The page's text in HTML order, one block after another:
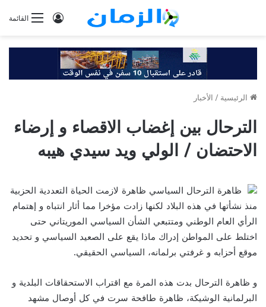
القائمةتسجيل
الرئيسية / الأخبار
الترحال بين إغضاب الاقصاء و إرضاء
الاحتضان / الولي ويد سيدي هيبه
ظاهرة الترحال السياسي ظاهرة لازمت الحياة التعددية الحزبية
منذ نشأتها في هذه البلاد لكنها زادت مؤخرا مما أثار انتباه و إهتمام
الرأي العام الوطني ومتتبعي الشأن السياسي الموريتاني حتى
اختلط على المواطن إدراك ماذا يقع على الصعيد السياسي و تحديد
موقع أحزابه و غرفتي برلمانه، السياسي الحقيقي.
و ظاهرة الترحال بدت هذه المرة مع اقتراب الاستحقاقات البلدية و
البرلمانية الوشيكة، ظاهرة طافحة سرت في كل أوصال مشهد